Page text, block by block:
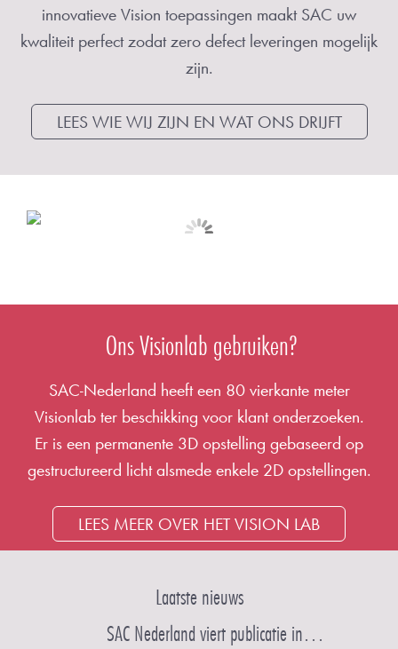
innovatieve Vision toepassingen maakt SAC uw
kwaliteit perfect zodat zero defect leveringen mogelijk
zijn.
LEES WIE WIJ ZIJN EN WAT ONS DRIJFT
Complete end of line systemen.
OPLOSSINGENOns Visionlab gebruiken?
SAC-Nederland heeft een 80 vierkante meter
Visionlab ter beschikking voor klant onderzoeken.
Er is een permanente 3D opstelling gebaseerd op
gestructureerd licht alsmede enkele 2D opstellingen.
LEES MEER OVER HET VISION LAB
Laatste nieuws
SAC Nederland viert publicatie in Converter Magazine in samenwerking met KSM Superclean